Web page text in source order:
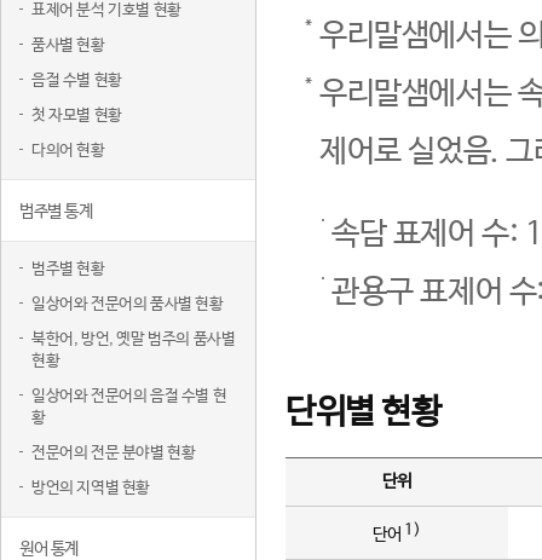
표제어 분석 기호별 현황
품사별 현황
음절 수별 현황
첫 자모별 현황
다의어 현황
범주별 통계
범주별 현황
일상어와 전문어의 품사별 현황
북한어, 방언, 옛말 범주의 품사별
현황
일상어와 전문어의 음절 수별 현
황
전문어의 전문 분야별 현황
방언의 지역별 현황
원어 통계
우리말샘에서는
우리말샘에서는
제어로 실었음.
속담 표제어 수:
관용구 표제어
단위별 현황
단위
단어 1)